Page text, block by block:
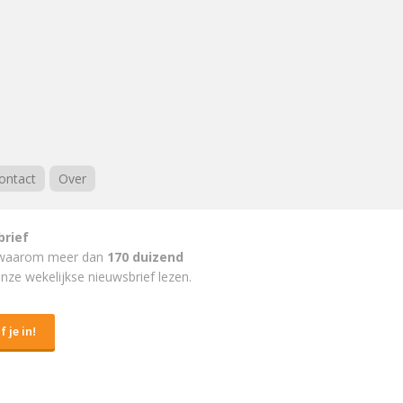
Over
meer dan 170 duizend
wekelijkse nieuwsbrief lezen.
je in!